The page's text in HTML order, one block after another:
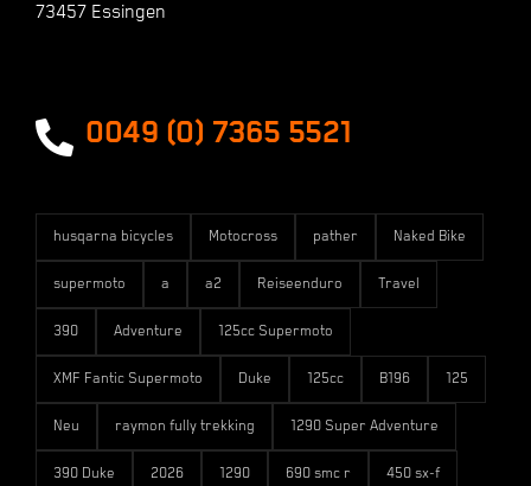
73457 Essingen
0049 (0) 7365 5521
husqarna bicycles Motocross pather Naked Bike
supermoto a a2 Reiseenduro Travel
390 Adventure 125cc Supermoto
XMF Fantic Supermoto Duke 125cc B196 125
Neu raymon fully trekking 1290 Super Adventure
390 Duke 2026 1290 690 smc r 450 sx-f